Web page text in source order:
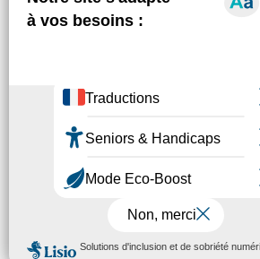
Fédésap © 2021
Mentions légales
Transparence